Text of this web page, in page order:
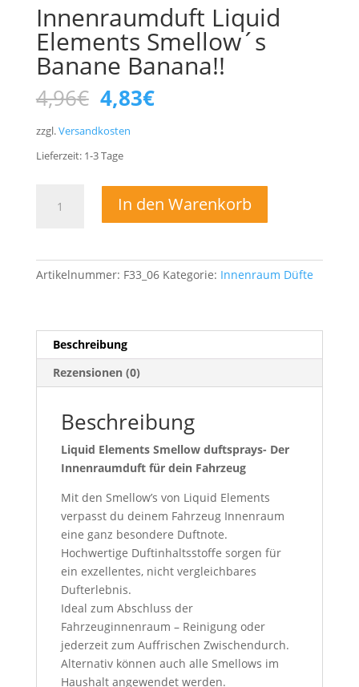
Innenraumduft Liquid
Elements Smellow´s
Banane Banana!!
4,96€ Ursprünglicher
Preis
war:
4,96€
4,83€Aktueller
Preis
zzgl.Versandkosten
Lieferzeit: 1-3Tage
Liquid
In den Warenkorb
Artikelnummer: F33_06 Kategorie: Innenraum Düfte
Beschreibung
Rezensionen (0)
Beschreibung
Liquid Elements Smellow duftsprays- Der
Innenraumduft für dein Fahrzeug
Mit den Smellow’s von Liquid Elements
verpasst du deinem Fahrzeug Innenraum
eine ganz besondere Duftnote.
Hochwertige Duftinhaltsstoffe sorgen für
ein exzellentes, nicht vergleichbares
Dufterlebnis.
Ideal zum Abschluss der
Fahrzeuginnenraum – Reinigung oder
jederzeit zum Auffrischen Zwischendurch.
Alternativ können auch alle Smellows im
Haushalt angewendet werden.